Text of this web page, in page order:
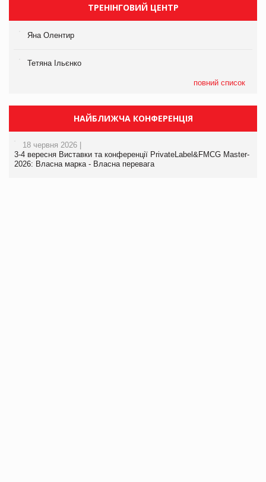
ТРЕНІНГОВИЙ ЦЕНТР
Яна Олентир
Тетяна Ільєнко
повний список
НАЙБЛИЖЧА КОНФЕРЕНЦІЯ
18 червня 2026 |
3-4 вересня Виставки та конференції PrivateLabel&FMCG Master-
2026: Власна марка - Власна перевага